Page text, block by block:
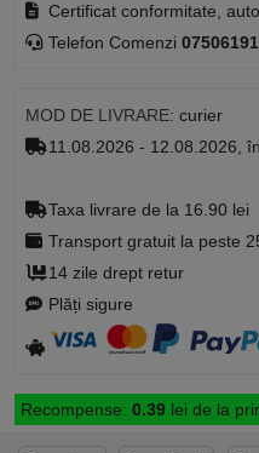
Certificat conformitate,
Telefon Comenzi
MOD DE LIVRARE: curier
11.08.2026 - 12.08.2026,
Taxa livrare de la 16.90 lei
Transport gratuit la peste
14 zile drept retur
Plăți sigure
Recompense: 0.39lei de la